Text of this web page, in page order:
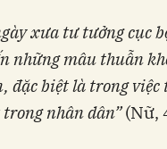
xưa tư tưởng cục
những mâu thuẫn
đặc biệt là trong
nhân dân”(Nữ,